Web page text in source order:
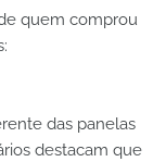
quem comprou
das panelas
destacam que